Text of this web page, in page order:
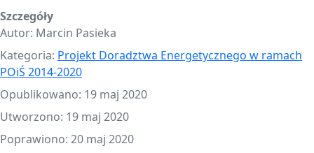
Szczegóły
Autor: Marcin Pasieka
Kategoria: Projekt Doradztwa Energetycznego w ramach
POiŚ 2014-2020
Opublikowano: 19 maj 2020
Utworzono: 19 maj 2020
Poprawiono: 20 maj 2020